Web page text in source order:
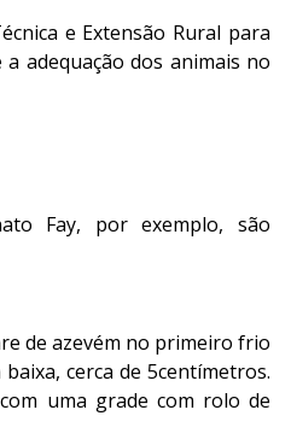
e Extensão Rural para
adequação dos animais no
Fay, por exemplo, são
de azevém no primeiro frio
cerca de 5centímetros.
uma grade com rolo de